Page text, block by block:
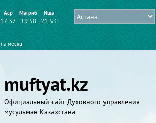
Аср
17:37
Магриб
19:58
Иша
21:53
на месяц
muftyat.kz
Официальный сайт Духовного управления
мусульман Казахстана